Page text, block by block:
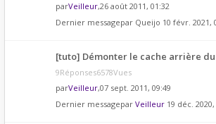
parVeilleur,26 août 2011, 01:32
Dernier messagepar Queijo 10 févr. 2021,
[tuto] Démonter le cache arrière
9Réponses6578Vues
parVeilleur,07 sept. 2011, 09:49
Dernier messagepar Veilleur 19 déc.